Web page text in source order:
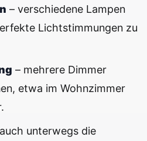
– verschiedene Lampen
Lichtstimmungen zu
– mehrere Dimmer
etwa im Wohnzimmer
unterwegs die